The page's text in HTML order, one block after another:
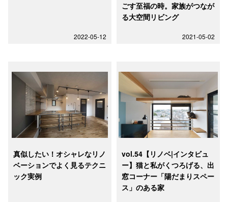
2022-05-12
ごす至福の時。家族がつなが
る大空間リビング
2021-05-02
真似したい！オシャレなリノ
ベーションでよく見るテクニ
ック実例
vol.54【リノベ|インタビュ
ー】猫と私がくつろげる、出
窓コーナー「陽だまりスペー
ス」のある家